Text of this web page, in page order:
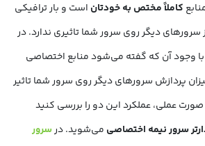
کاملاً مختص به خودتان است و بار ترافیکی
سرورهای دیگر روی سرور شما تاثیری ندارد. در
با وجود آن که گفته می‌شود منابع اختصاصی
پردازش سرورهای دیگر روی سرور شما تاثیر
صورت عملی، عملکرد این دو را بررسی کنید
سرور نیمه اختصاصی می‌شوید. درسرور